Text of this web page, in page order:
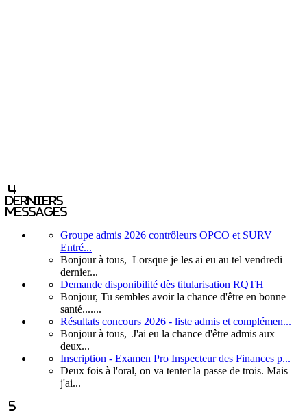
4
derniers
messages
Groupe admis 2026 contrôleurs OPCO et SURV +
Entré...
Bonjour à tous, Lorsque je les ai eu au tel vendredi
dernier...
Demande disponibilité dès titularisation RQTH
Bonjour, Tu sembles avoir la chance d'être en bonne
santé.......
Résultats concours 2026 - liste admis et complémen...
Bonjour à tous, J'ai eu la chance d'être admis aux
deux...
Inscription - Examen Pro Inspecteur des Finances p...
Deux fois à l'oral, on va tenter la passe de trois. Mais
j'ai...
5